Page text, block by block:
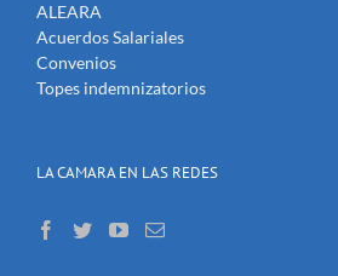
ALEARA
Acuerdos Salariales
Convenios
Topes indemnizatorios
LA CAMARA EN LAS REDES